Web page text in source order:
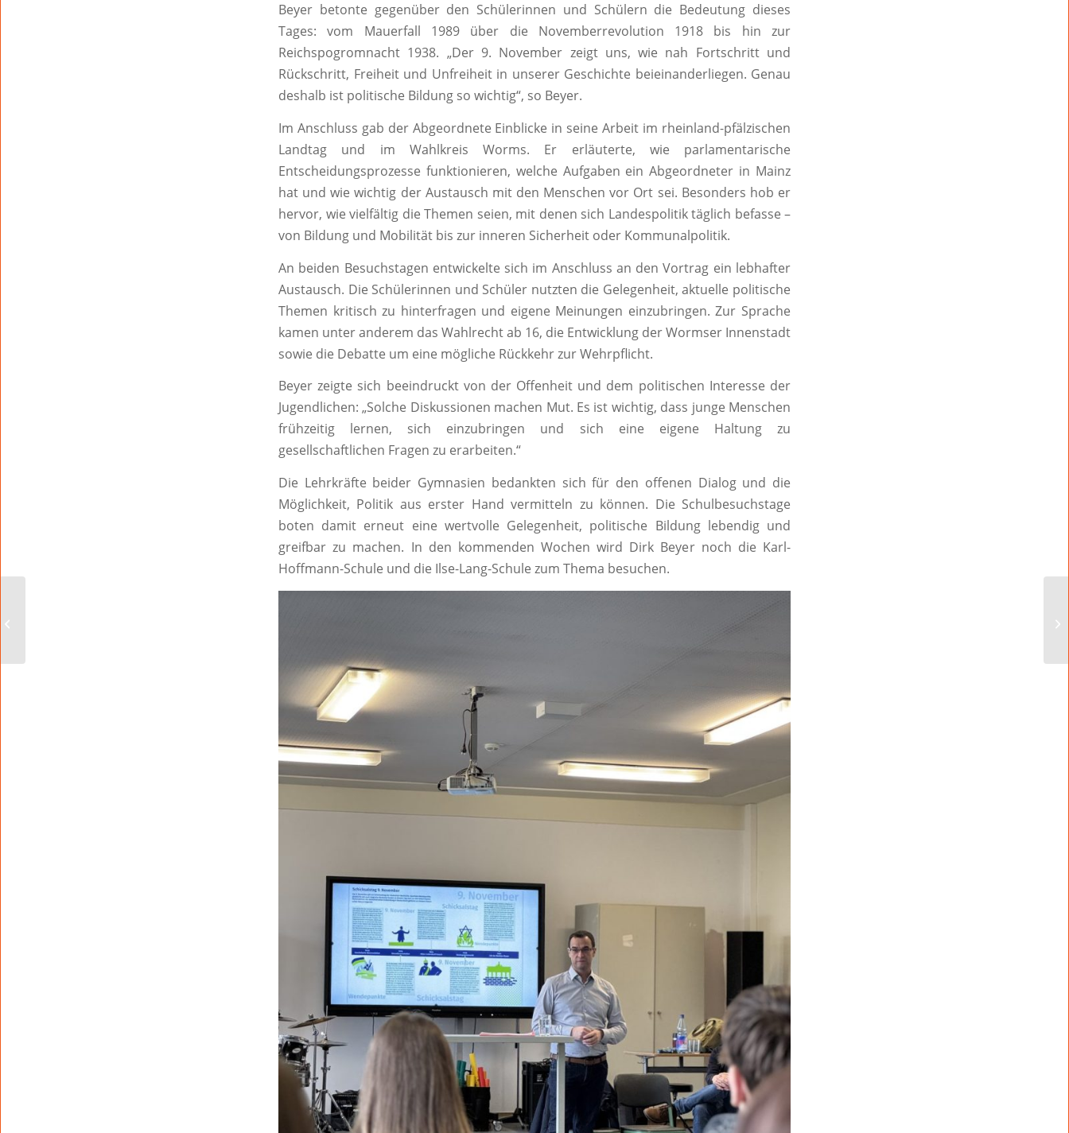
Beyer betonte gegenüber den Schülerinnen und Schülern die Bedeutung dieses
Tages: vom Mauerfall 1989 über die Novemberrevolution 1918 bis hin zur
Reichspogromnacht 1938. „Der 9. November zeigt uns, wie nah Fortschritt und
Rückschritt, Freiheit und Unfreiheit in unserer Geschichte beieinanderliegen. Genau
deshalb ist politische Bildung so wichtig“, so Beyer.
Im Anschluss gab der Abgeordnete Einblicke in seine Arbeit im rheinland-pfälzischen
Landtag und im Wahlkreis Worms. Er erläuterte, wie parlamentarische
Entscheidungsprozesse funktionieren, welche Aufgaben ein Abgeordneter in Mainz
hat und wie wichtig der Austausch mit den Menschen vor Ort sei. Besonders hob er
hervor, wie vielfältig die Themen seien, mit denen sich Landespolitik täglich befasse –
von Bildung und Mobilität bis zur inneren Sicherheit oder Kommunalpolitik.
An beiden Besuchstagen entwickelte sich im Anschluss an den Vortrag ein lebhafter
Austausch. Die Schülerinnen und Schüler nutzten die Gelegenheit, aktuelle politische
Themen kritisch zu hinterfragen und eigene Meinungen einzubringen. Zur Sprache
kamen unter anderem das Wahlrecht ab 16, die Entwicklung der Wormser Innenstadt
sowie die Debatte um eine mögliche Rückkehr zur Wehrpflicht.
Beyer zeigte sich beeindruckt von der Offenheit und dem politischen Interesse der
Jugendlichen: „Solche Diskussionen machen Mut. Es ist wichtig, dass junge Menschen
frühzeitig lernen, sich einzubringen und sich eine eigene Haltung zu
gesellschaftlichen Fragen zu erarbeiten.“
Die Lehrkräfte beider Gymnasien bedankten sich für den offenen Dialog und die
Möglichkeit, Politik aus erster Hand vermitteln zu können. Die Schulbesuchstage
boten damit erneut eine wertvolle Gelegenheit, politische Bildung lebendig und
greifbar zu machen. In den kommenden Wochen wird Dirk Beyer noch die Karl-
Hoffmann-Schule und die Ilse-Lang-Schule zum Thema besuchen.